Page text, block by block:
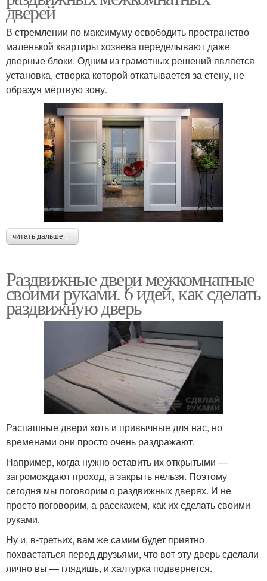
дверей
В стремлении по максимуму освободить пространство
маленькой квартиры хозяева переделывают даже
дверные блоки. Одним из грамотных решений является
установка, створка которой откатывается за стену, не
образуя мёртвую зону.
читать дальше →
Раздвижные двери межкомнатные
своими руками. 6 идей, как сделать
раздвижную дверь
Распашные двери хоть и привычные для нас, но
временами они просто очень раздражают.
Например, когда нужно оставить их открытыми —
загромождают проход, а закрыть нельзя. Поэтому
сегодня мы поговорим о раздвижных дверях. И не
просто поговорим, а расскажем, как их сделать своими
руками.
Ну и, в-третьих, вам же самим будет приятно
похвастаться перед друзьями, что вот эту дверь сделали
лично вы — глядишь, и халтурка подвернется.